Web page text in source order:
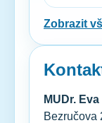
Zobrazit
MUDr.
Bezručova